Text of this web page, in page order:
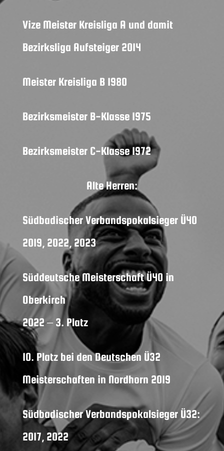
Vize Meister Kreisliga A und damit
Bezirksliga Aufsteiger 2014
Meister Kreisliga B 1980
Bezirksmeister B-Klasse 1975
Bezirksmeister C-Klasse 1972
Alte Herren:
Südbadischer Verbandspokalsieger Ü40
2019, 2022, 2023
Süddeutsche Meisterschaft Ü40 in
Oberkirch
2022 – 3. Platz
10. Platz bei den Deutschen Ü32
Meisterschaften in Nordhorn 2019
Südbadischer Verbandspokalsieger Ü32:
2017, 2022